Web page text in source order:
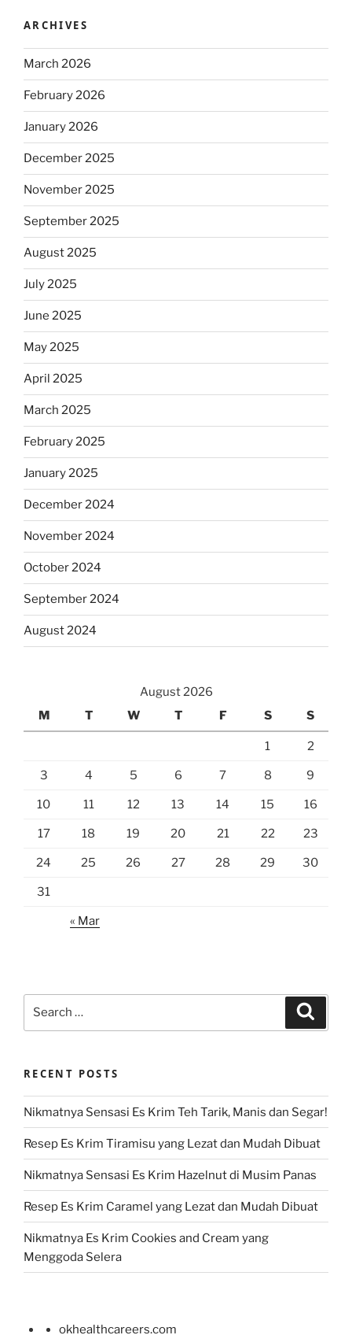
ARCHIVES
March 2026
February 2026
January 2026
December 2025
November 2025
September 2025
August 2025
July 2025
June 2025
May 2025
April 2025
March 2025
February 2025
January 2025
December 2024
November 2024
October 2024
September 2024
August 2024
August 2026
M
T W T F S S
1 2
3 4 5 6 7 8 9
10 11 12 13 14 15 16
17 18 19 20 21 22 23
24 25 26 27 28 29 30
31
« Mar
RECENT POSTS
Nikmatnya Sensasi Es Krim Teh Tarik, Manis dan Segar!
Resep Es Krim Tiramisu yang Lezat dan Mudah Dibuat
Nikmatnya Sensasi Es Krim Hazelnut di Musim Panas
Resep Es Krim Caramel yang Lezat dan Mudah Dibuat
Nikmatnya Es Krim Cookies and Cream yang
Menggoda Selera
okhealthcareers.com